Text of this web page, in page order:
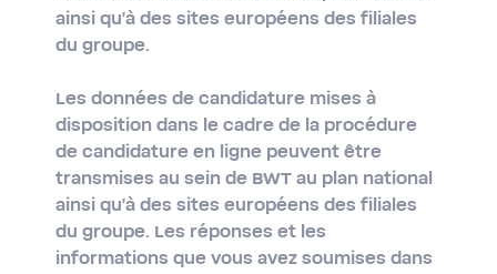
ainsi qu'à des sites européens des filiales
du groupe.
Les données de candidature mises à
disposition dans le cadre de la procédure
de candidature en ligne peuvent être
transmises au sein de BWT au plan national
ainsi qu'à des sites européens des filiales
du groupe. Les réponses et les
informations que vous avez soumises dans